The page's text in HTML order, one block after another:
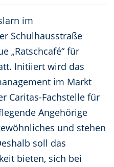
im
Schulhausstraße
„Ratschcafé“ für
Initiiert wird das
im Markt
Caritas-Fachstelle für
Angehörige
und stehen
soll das
bieten, sich bei